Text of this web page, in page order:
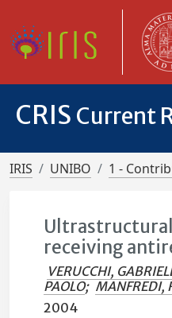
CRIS Current
IRIS UNIBO 1 -
receiving
VERUCCHI,
PAOLO; MANFREDI,
2004